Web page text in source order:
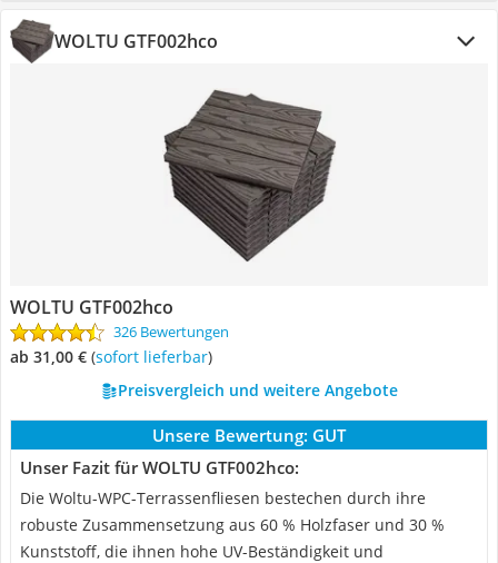
WOLTU GTF002hco
WOLTU GTF002hco
326 Bewertungen
ab 31,00 € ( Sofort lieferbar)
Preisvergleich und weitere Angebote
Unsere Bewertung: GUT
Unser Fazit für WOLTU GTF002hco:
Die Woltu-WPC-Terrassenfliesen bestechen durch ihre
robuste Zusammensetzung aus 60 % Holzfaser und 30 %
Kunststoff, die ihnen hohe UV-Beständigkeit und